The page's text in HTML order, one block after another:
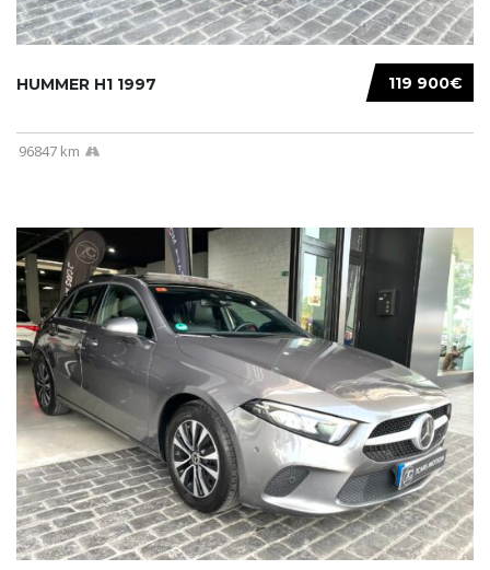
119 900€
HUMMER H1 1997
96847 km